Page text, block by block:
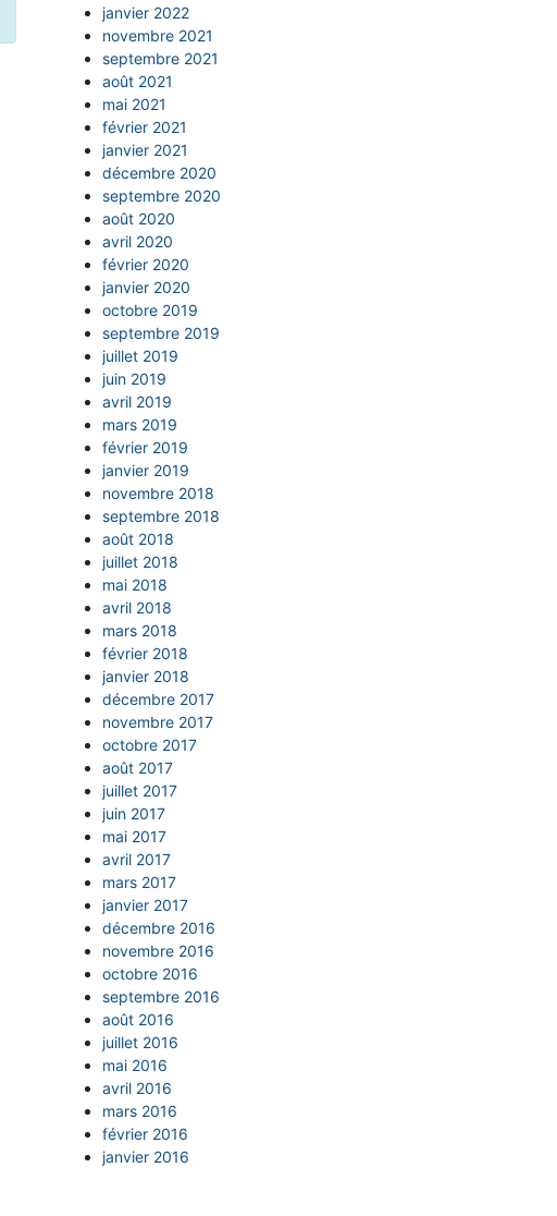
janvier 2022
novembre 2021
septembre 2021
août 2021
mai 2021
février 2021
janvier 2021
décembre 2020
septembre 2020
août 2020
avril 2020
février 2020
janvier 2020
octobre 2019
septembre 2019
juillet 2019
juin 2019
avril 2019
mars 2019
février 2019
janvier 2019
novembre 2018
septembre 2018
août 2018
juillet 2018
mai 2018
avril 2018
mars 2018
février 2018
janvier 2018
décembre 2017
novembre 2017
octobre 2017
août 2017
juillet 2017
juin 2017
mai 2017
avril 2017
mars 2017
janvier 2017
décembre 2016
novembre 2016
octobre 2016
septembre 2016
août 2016
juillet 2016
mai 2016
avril 2016
mars 2016
février 2016
janvier 2016